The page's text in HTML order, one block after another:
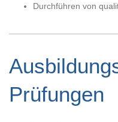
Durchführen von
Prüfungen